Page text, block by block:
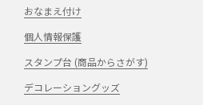
おなまえ付け
個人情報保護
スタンプ台 (商品からさがす)
デコレーショングッズ